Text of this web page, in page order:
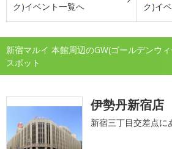
ク)イベント一覧へ
ク)イ
新宿マルイ 本館周辺のGW(ゴールデンウ
スポット
伊勢丹新宿店
新宿三丁目交差点に